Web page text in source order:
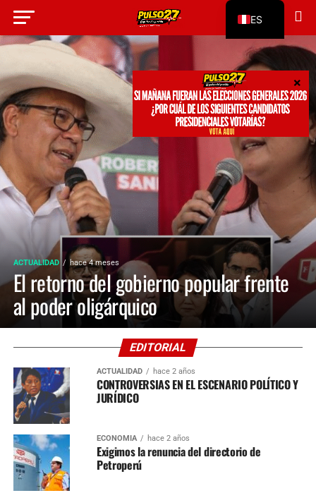
ACTUALIDAD hace 4 meses
El retorno del gobierno popular frente
al poder oligárquico
EDITORIAL
ACTUALIDAD hace 2 años
CONTROVERSIAS EN EL ESCENARIO POLÍTICO Y
JURÍDICO
ECONOMÍA hace 2 años
Exigimos la renuncia del directorio de
Petroperú
ES
EN